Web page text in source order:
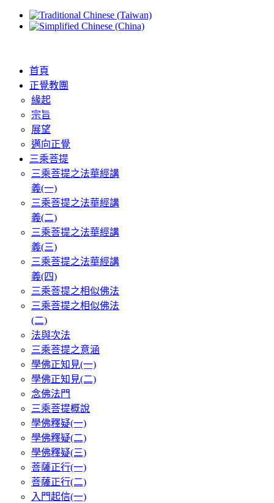
首頁
正覺教團
緣起
宗旨
展望
邁向正覺
三乘菩提
三乘菩提之法華經講
義(一)
三乘菩提之法華經講
義(二)
三乘菩提之法華經講
義(三)
三乘菩提之法華經講
義(四)
三乘菩提之相似佛法
三乘菩提之相似佛法
(二)
法與次法
三乘菩提之意涵
學佛正知見(一)
學佛正知見(二)
念佛法門
三乘菩提概說
學佛釋疑(一)
學佛釋疑(二)
學佛釋疑(三)
菩薩正行(一)
菩薩正行(二)
入門起信(一)